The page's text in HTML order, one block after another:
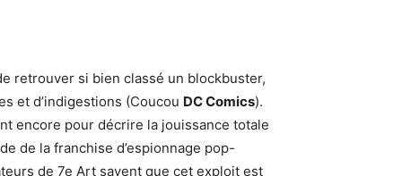
retrouver si bien classé un blockbuster,
et d’indigestions (Coucou DC Comics).
encore pour décrire la jouissance totale
de la franchise d’espionnage pop-
de 7e Art savent que cet exploit est